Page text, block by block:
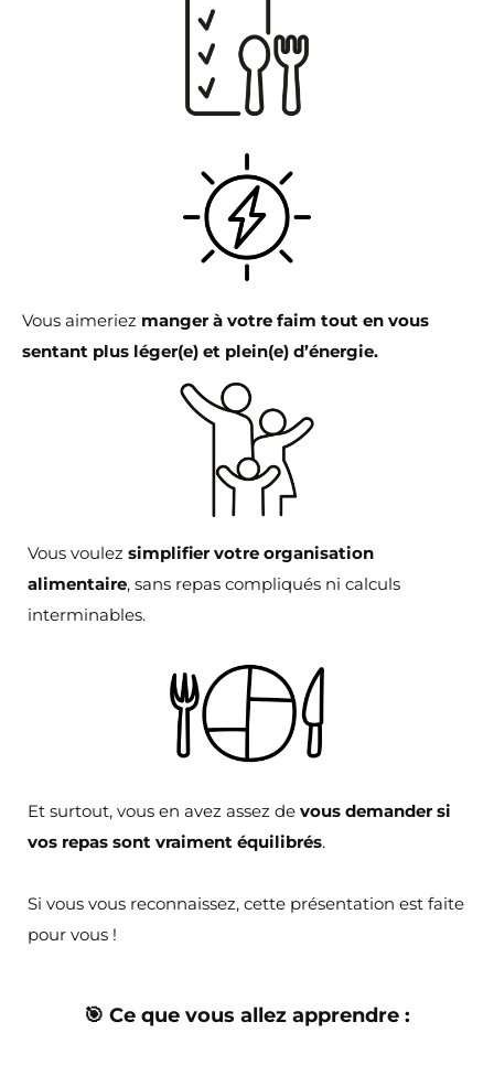
Vous aimeriez manger à votre faim tout en vous
sentant plus léger(e) et plein(e) d’énergie.
Vous voulez simplifier votre organisation
alimentaire, sans repas compliqués ni calculs
interminables.
Et surtout, vous en avez assez de vous demander si
vos repas sont vraiment équilibrés.
Si vous vous reconnaissez, cette présentation est faite
pour vous !
🎯 Ce que vous allez apprendre :